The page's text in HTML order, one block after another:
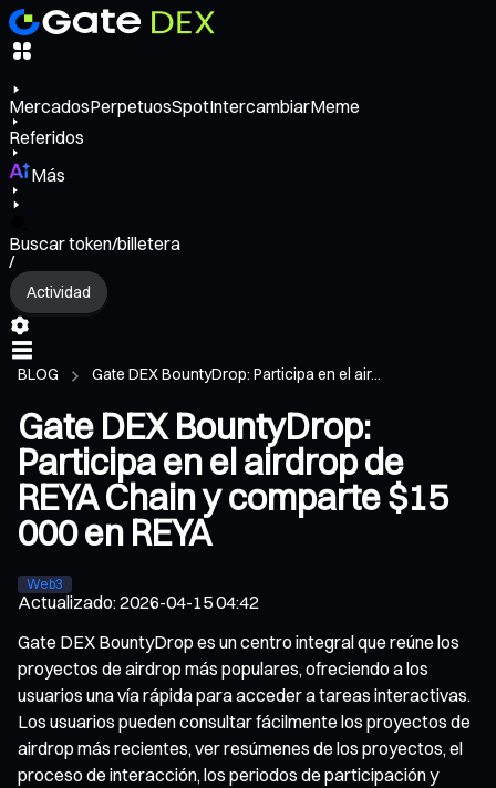
MercadosPerpetuosSpotIntercambiarMeme
Referidos
Más
Buscar token/billetera
/
Actividad
BLOG Gate DEX BountyDrop: Participa en el air...
Gate DEX BountyDrop:
Participa en el airdrop de
REYA Chain y comparte $15
000 en REYA
Web3
Actualizado:2026-04-15 04:42
Gate DEX BountyDrop es un centro integral que reúne los
proyectos de airdrop más populares, ofreciendo a los
usuarios una vía rápida para acceder a tareas interactivas.
Los usuarios pueden consultar fácilmente los proyectos de
airdrop más recientes, ver resúmenes de los proyectos, el
proceso de interacción, los periodos de participación y